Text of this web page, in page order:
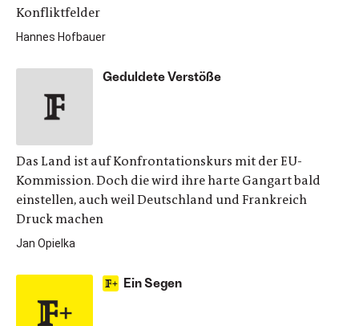
Konfliktfelder
Hannes Hofbauer
Geduldete Verstöße
Das Land ist auf Konfrontationskurs mit der EU-
Kommission. Doch die wird ihre harte Gangart bald
einstellen, auch weil Deutschland und Frankreich
Druck machen
Jan Opielka
Ein Segen